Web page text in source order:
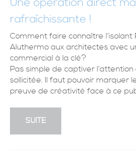
Une opération direct
rafraîchissante !
Comment faire connaître l’isolant
Aluthermo aux architectes avec
commercial à la clé?
Pas simple de captiver
sollicitée. Il faut pouvoir marquer
preuve de créativité face à ce
SUITE